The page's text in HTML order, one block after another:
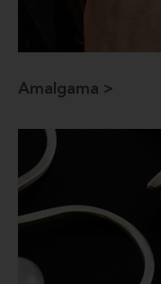
Amalgama >